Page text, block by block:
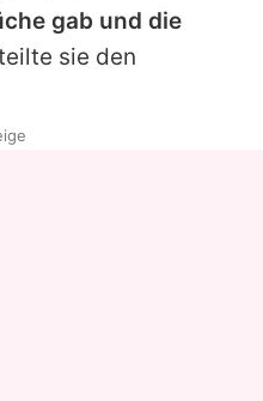
gab und die
sie den